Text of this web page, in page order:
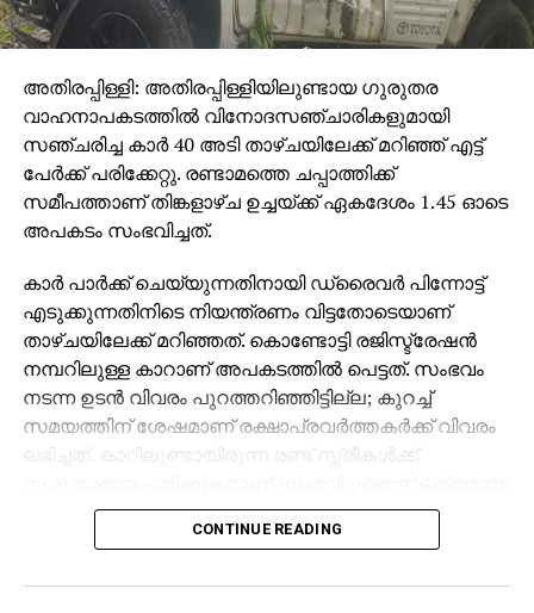
അതിരപ്പിള്ളി: അതിരപ്പിള്ളിയിലുണ്ടായ ഗുരുതര
വാഹനാപകടത്തില്‍ വിനോദസഞ്ചാരികളുമായി
സഞ്ചരിച്ച കാര്‍ 40 അടി താഴ്ചയിലേക്ക് മറിഞ്ഞ് എട്ട്
പേര്‍ക്ക് പരിക്കേറ്റു. രണ്ടാമത്തെ ചപ്പാത്തിക്ക്
സമീപത്താണ് തിങ്കളാഴ്ച ഉച്ചയ്ക്ക് ഏകദേശം 1.45 ഓടെ
അപകടം സംഭവിച്ചത്.
കാര്‍ പാര്‍ക്ക് ചെയ്യുന്നതിനായി ഡ്രൈവര്‍ പിന്നോട്ട്
എടുക്കുന്നതിനിടെ നിയന്ത്രണം വിട്ടതോടെയാണ്
താഴ്ചയിലേക്ക് മറിഞ്ഞത്. കൊണ്ടോട്ടി രജിസ്ട്രേഷന്‍
നമ്പറിലുള്ള കാറാണ് അപകടത്തില്‍ പെട്ടത്. സംഭവം
നടന്ന ഉടന്‍ വിവരം പുറത്തറിഞ്ഞിട്ടില്ല; കുറച്ച്
സമയത്തിന് ശേഷമാണ് രക്ഷാപ്രവര്‍ത്തകര്‍ക്ക് വിവരം
ലഭിച്ചത്. കാറിലുണ്ടായിരുന്ന രണ്ട് സ്ത്രീകള്‍ക്ക്
വിവരങ്ങള്‍ വ്യക്തമാക്കുന്നു.
CONTINUE READING